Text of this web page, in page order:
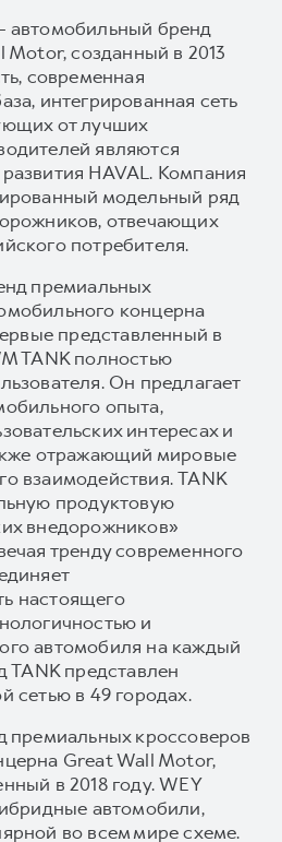
автомобильный бренд
созданный в 2013
современная
интегрированная сеть
от лучших
являются
HAVAL. Компания
модельный ряд
отвечающих
потребителя.
премиальных
концерна
представленный в
TANK полностью
Он предлагает
опыта,
интересах и
отражающий мировые
взаимодействия. TANK
продуктовую
внедорожников»
тренду современного
настоящего
и
автомобиля на каждый
TANK представлен
сетью в 49 городах.
премиальных кроссоверов
Great Wall Motor,
в 2018 году. WEY
автомобили,
во всем мире схеме.